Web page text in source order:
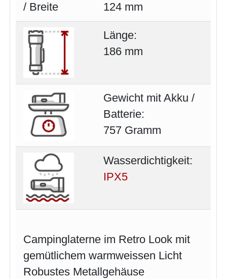
124 mm
Länge:
186 mm
Gewicht mit Akku /
Batterie:
757 Gramm
Wasserdichtigkeit:
IPX5
Campinglaterne im Retro Look mit
gemütlichem warmweissen Licht
Robustes Metallgehäuse